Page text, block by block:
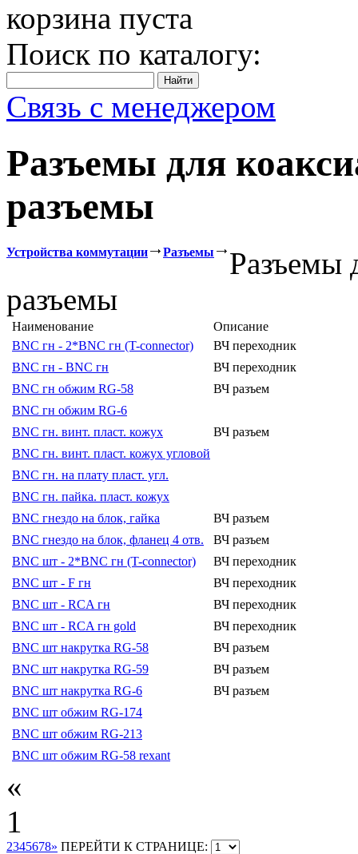
корзина пуста
Поиск по каталогу:
Связь с менеджером
Разъемы для
разъемы
Устройства коммутации Разъемы
Разъемы
разъемы
Наименование
Описание
BNC гн - 2*BNC гн (T-connector)
ВЧ переходник
BNC гн - BNC гн
ВЧ переходник
BNC гн обжим RG-58
ВЧ разъем
BNC гн обжим RG-6
BNC гн. винт. пласт. кожух
ВЧ разъем
BNC гн. винт. пласт. кожух угловой
BNC гн. на плату пласт. угл.
BNC гн. пайка. пласт. кожух
BNC гнездо на блок, гайка
ВЧ разъем
BNC гнездо на блок, фланец 4 отв.
ВЧ разъем
BNC шт - 2*BNC гн (T-connector)
ВЧ переходник
BNC шт - F гн
ВЧ переходник
BNC шт - RCA гн
ВЧ переходник
BNC шт - RCA гн gold
ВЧ переходник
BNC шт накрутка RG-58
ВЧ разъем
BNC шт накрутка RG-59
ВЧ разъем
BNC шт накрутка RG-6
ВЧ разъем
BNC шт обжим RG-174
BNC шт обжим RG-213
BNC шт обжим RG-58 rexant
«
1
2345678» ПЕРЕЙТИ К СТРАНИЦЕ: